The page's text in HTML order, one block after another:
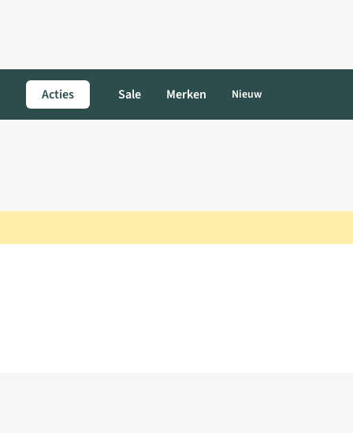
Acties Sale Merken Nieuw